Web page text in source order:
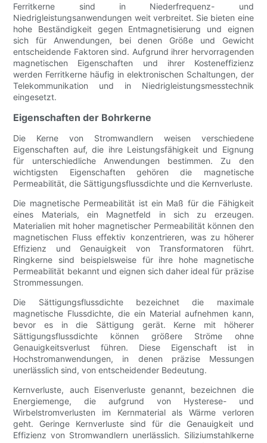
Ferritkerne sind in Niederfrequenz- und
Niedrigleistungsanwendungen weit verbreitet. Sie bieten eine
hohe Beständigkeit gegen Entmagnetisierung und eignen
sich für Anwendungen, bei denen Größe und Gewicht
entscheidende Faktoren sind. Aufgrund ihrer hervorragenden
magnetischen Eigenschaften und ihrer Kosteneffizienz
werden Ferritkerne häufig in elektronischen Schaltungen, der
Telekommunikation und in Niedrigleistungsmesstechnik
eingesetzt.
Eigenschaften der Bohrkerne
Die Kerne von Stromwandlern weisen verschiedene
Eigenschaften auf, die ihre Leistungsfähigkeit und Eignung
für unterschiedliche Anwendungen bestimmen. Zu den
wichtigsten Eigenschaften gehören die magnetische
Permeabilität, die Sättigungsflussdichte und die Kernverluste.
Die magnetische Permeabilität ist ein Maß für die Fähigkeit
eines Materials, ein Magnetfeld in sich zu erzeugen.
Materialien mit hoher magnetischer Permeabilität können den
magnetischen Fluss effektiv konzentrieren, was zu höherer
Effizienz und Genauigkeit von Transformatoren führt.
Ringkerne sind beispielsweise für ihre hohe magnetische
Permeabilität bekannt und eignen sich daher ideal für präzise
Strommessungen.
Die Sättigungsflussdichte bezeichnet die maximale
magnetische Flussdichte, die ein Material aufnehmen kann,
bevor es in die Sättigung gerät. Kerne mit höherer
Sättigungsflussdichte können größere Ströme ohne
Genauigkeitsverlust führen. Diese Eigenschaft ist in
Hochstromanwendungen, in denen präzise Messungen
unerlässlich sind, von entscheidender Bedeutung.
Kernverluste, auch Eisenverluste genannt, bezeichnen die
Energiemenge, die aufgrund von Hysterese- und
Wirbelstromverlusten im Kernmaterial als Wärme verloren
geht. Geringe Kernverluste sind für die Genauigkeit und
Effizienz von Stromwandlern unerlässlich. Siliziumstahlkerne